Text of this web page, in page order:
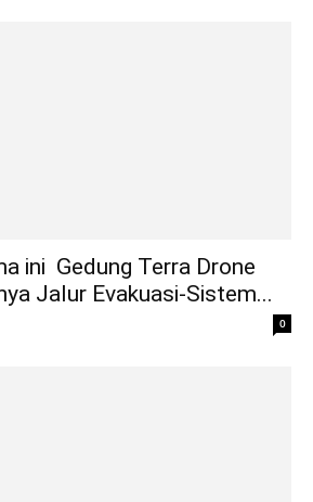
ini Gedung Terra Drone
Jalur Evakuasi-Sistem...
0